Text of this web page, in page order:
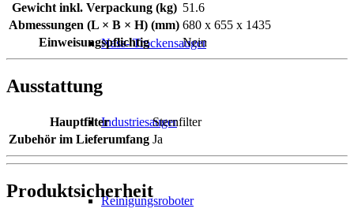
Nass- Trockensauger
Industriesauger
Reinigungsroboter
Gewicht inkl. Verpackung (kg) 51.6
Abmessungen (L × B × H) (mm) 680 x 655 x 1435
Einweisungspflichtig
Nein
Ausstattung
Hauptfilter
Sternfilter
Zubehör im Lieferumfang Ja
Produktsicherheit